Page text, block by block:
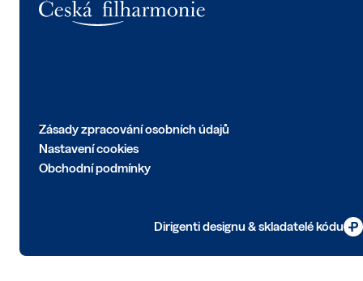
Zásady zpracování osobních údajů
Nastavení cookies
Obchodní podmínky
Dirigenti designu & skladatelé kódu